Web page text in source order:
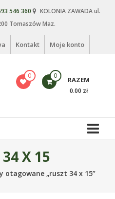
546 360
KOLONIA ZAWADA ul.
Tomaszów Maz.
Kontakt Moje konto
0 0 RAZEM
0.00 zł
X 15
otagowane „ruszt 34 x 15”